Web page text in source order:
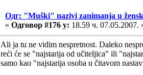
Одг: "Muški" nazivi zanimanja u
« Одговор #176 у: 18.59 ч. 07.05.2007.
Ali ja tu ne vidim nespretnost. Daleko
reći će se "najstarija od učiteljica" ili
samo kao "najstarija osoba u čitavom